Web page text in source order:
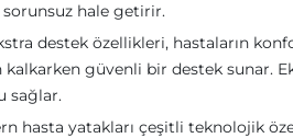
sorunsuz hale getirir.
destek özellikleri, hastaların
güvenli bir destek sunar.
sağlar.
hasta yatakları çeşitli teknolojik